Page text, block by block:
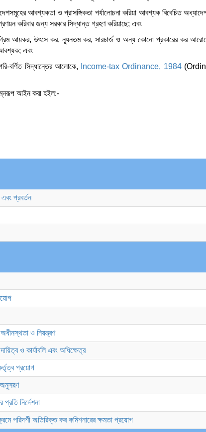
আবশ্যকতা ও প্রাসঙ্গিকতা পর্যালোচনা করিয়া আবশ্যক বিবেচিত
করিবার জন্য সরকার সিদ্ধান্ত গ্রহণ করিয়াছে; এবং
আয়কর, উৎসে কর, ন্যূনতম কর, সারচার্জ ও অন্য কোনো প্রকারের কর
এবং
বর্ণিত সিদ্ধান্তের আলোকে,
Income-tax Ordinance, 1984
আইন করা হইল:-
প্রবর্তন
ও নিয়ন্ত্রণ
ও কার্যাবলি এবং অধিক্ষেত্র
প্রয়োগ
অনুসরণ
নির্দেশনা
পরিদর্শী অতিরিক্ত কর কমিশনারের ক্ষমতা প্রয়োগ